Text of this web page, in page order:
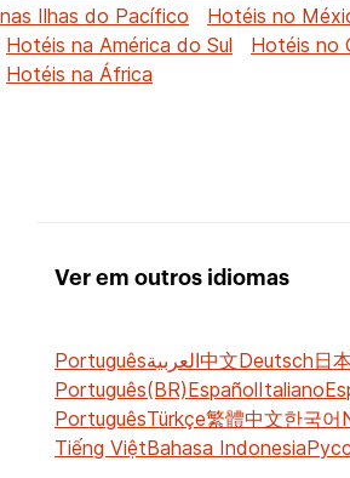
nas Ilhas do Pacífico
Hotéis no
Hotéis na América do Sul
Hotéis no
Hotéis na África
Ver em outros idiomas
Portuguêsالعربية中文Deutsch日
Português(BR)EspañolItaliano
PortuguêsTürkçe繁體中文한국어
Tiếng ViệtBahasa Indonesia